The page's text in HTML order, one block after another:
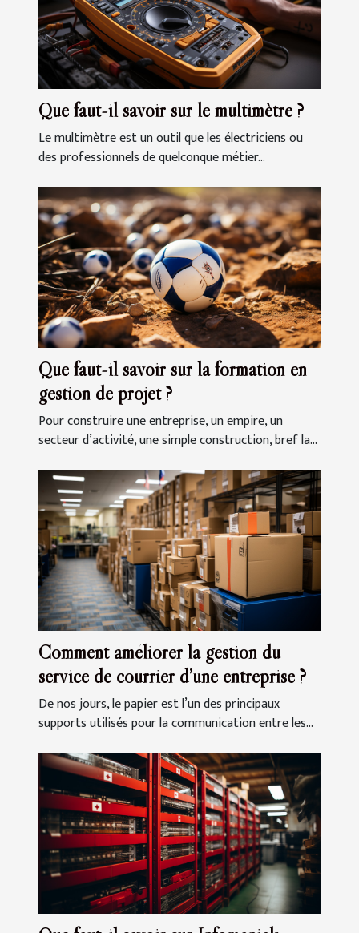
Que faut-il savoir sur le multimètre ?
Le multimètre est un outil que les électriciens ou
des professionnels de quelconque métier...
Que faut-il savoir sur la formation en
gestion de projet ?
Pour construire une entreprise, un empire, un
secteur d’activité, une simple construction, bref la...
Comment améliorer la gestion du
service de courrier d’une entreprise ?
De nos jours, le papier est l’un des principaux
supports utilisés pour la communication entre les...